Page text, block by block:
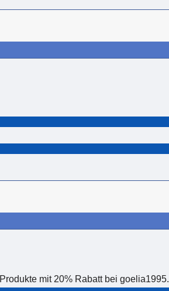
mit 20% Rabatt bei goelia1995.